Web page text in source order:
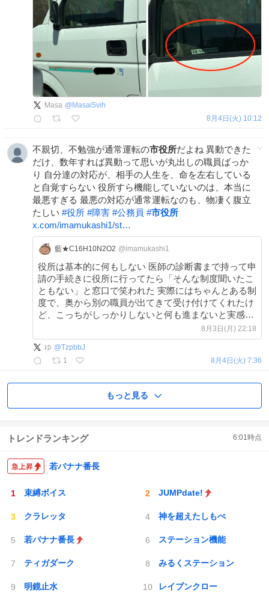
Masa @ Masai5vih
8月4日(火) 10:12
不親切、不勉強が通常運転の市役所だよね 異動できた
だけ、数年すれば異動って思いが丸出しの職員ばっか
り 自分達の対応が、相手の人生を、命を左右している
と自覚すらない 役所すら機能していないのは、本当に
最悪すぎる 最悪の対応が通常運転なのも、物凄く腹立
たしい #役所 #障害 #公務員 #市役所
x.com/imamukashi1/st…
藍★C16H10N2O2 @imamukashi1
役所は基本的に何もしない 医師の診断書まで持って申
請の手続きに役所に行ってたら「そんな制度聞いたこ
ともない」と窓口で笑われた 実際にはちゃんとある制
度で、奥から別の職員が出てきて受け付けてくれたけ
ど、こっちがしっかりしないと何も進まないと実感
8月3日(月) 22:18
ゆ @TzpbbJ
1
8月4日(火) 7:36
もっと見る
トレンドランキング 6:01時点
若バナナ番長
束縛ボイス JUMPdate!
クラレッタ 神を超えたしもべ
若バナナ番長 ステーション機能
ティガダーク みるくステーション
明鏡止水 レイブンクロー